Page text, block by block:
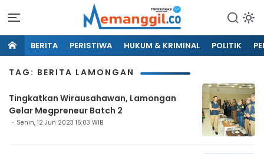
BERITA PERISTIWA HUKUM & KRIMINAL POLITIK
TAG: BERITA LAMONGAN
Tingkatkan Wirausahawan, Lamongan
Gelar Megpreneur Batch 2
Senin, 12 Jun 2023 16:03 WIB